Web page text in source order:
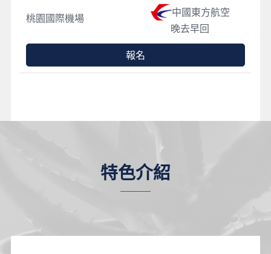
特色介紹
桃園國際機場
中國東方航空
晚去早回
報名